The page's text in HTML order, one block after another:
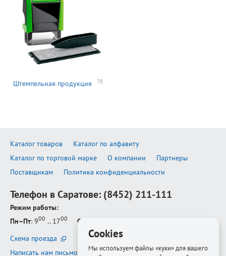
Штемпельная продукция 78
Каталог товаров
Каталог по алфавиту
Каталог по торговой марке
О компании
Партнеры
Поставщикам
Политика конфиденциальности
Телефон в Саратове: (8452) 211-111
Режим работы:
Пн–Пт: 900 .. 1700 Сб–Вс
Схема проезда
Написать нам письмо
Cookies
Мы используем файлы «куки» для вашего